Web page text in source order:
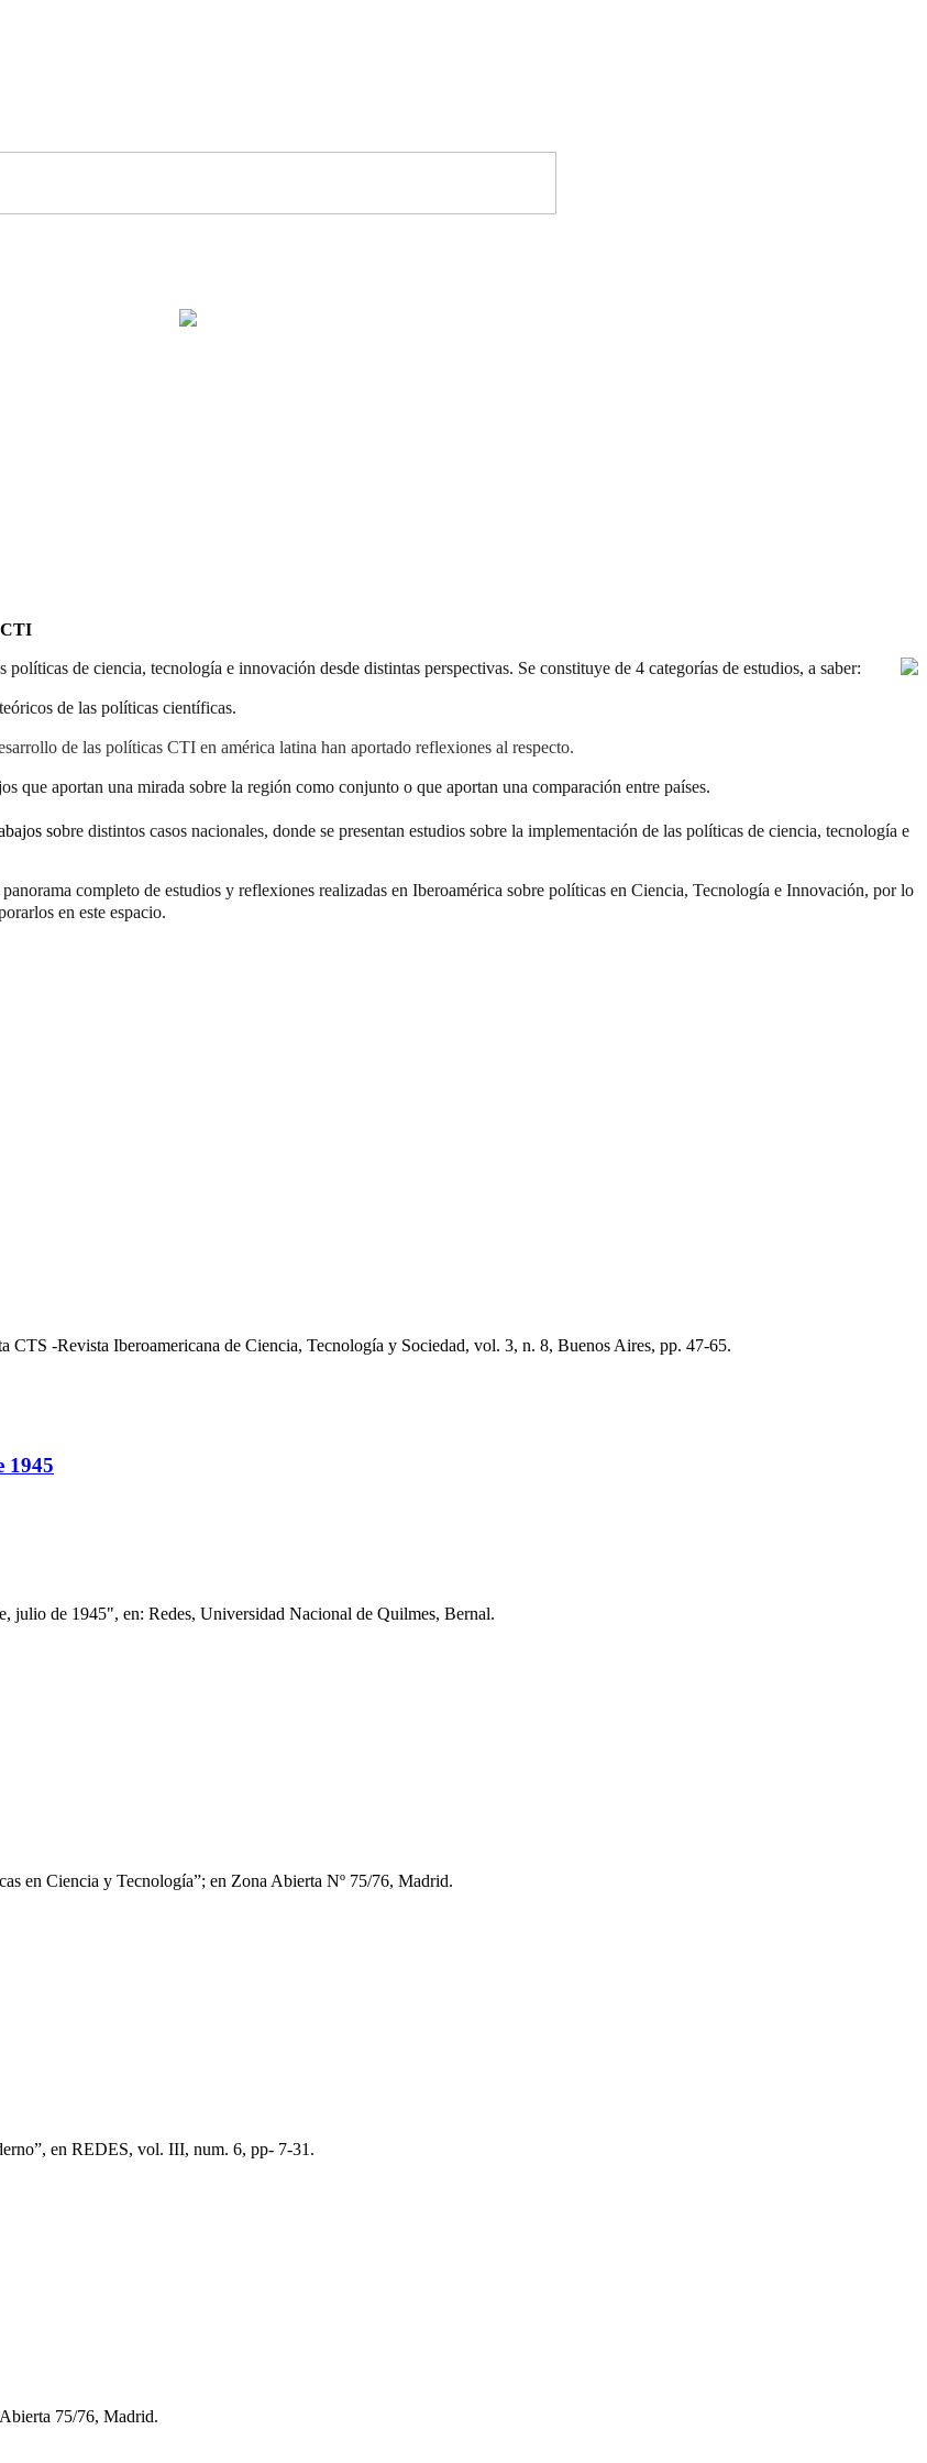
CTI
políticas de ciencia, tecnología e innovación desde distintas perspectivas. Se constituye de 4 categorías de estudios, a saber:
de las políticas científicas.
de las políticas CTI en américa latina han aportado reflexiones al respecto.
que aportan una mirada sobre la región como conjunto o que aportan una comparación entre países.
sobre distintos casos nacionales, donde se presentan estudios sobre la implementación de las políticas de ciencia, tecnología e
completo de estudios y reflexiones realizadas en Iberoamérica sobre políticas en Ciencia, Tecnología e Innovación, por lo
en este espacio.
CTS -Revista Iberoamericana de Ciencia, Tecnología y Sociedad, vol. 3, n. 8, Buenos Aires, pp. 47-65.
1945
julio de 1945", en: Redes, Universidad Nacional de Quilmes, Bernal.
en Ciencia y Tecnología”; en Zona Abierta Nº 75/76, Madrid.
en REDES, vol. III, num. 6, pp- 7-31.
75/76, Madrid.